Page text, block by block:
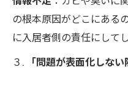
の根本原因がどこにある
に入居者側の責任にして
３. 「問題が表面化しな